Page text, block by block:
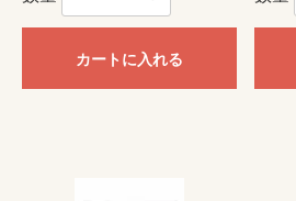
カートに入れる